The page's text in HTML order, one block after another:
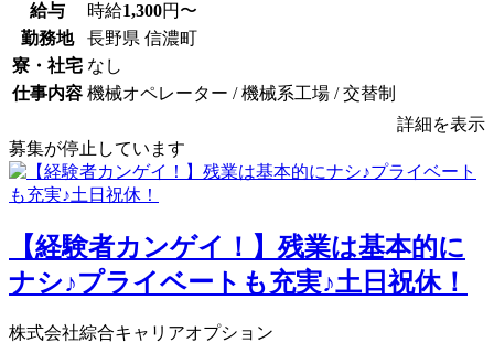
給与 時給1,300円〜
勤務地
長野県 信濃町
寮・社宅 なし
仕事内容 機械オペレーター / 機械系工場 / 交替制
詳細を表示
募集が停止しています
【経験者カンゲイ！】残業は基本的に
ナシ♪プライベートも充実♪土日祝休！
株式会社綜合キャリアオプション